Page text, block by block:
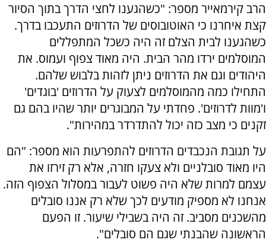
הרב קירמאייר מספר: "כשהגענו לחצי הדרך בתוך הסיור
קצת איחרנו כי האוטובוסים של הדרוזים התעכבו בדרך.
כשהגענו לבית הצלם זה היה כשכל המתפללים
המוסלמים ירדו מהר הבית. היה מאוד צפוף ועמוס. את
היהודים וגם את הדרוזים ניתן לזהות בלבוש שלהם.
התחילו כמה מהמוסלמים לצעוק על הדרוזים 'בוגדים'
ו'מוות לדרוזים'. פחדתי על המבוגרים יותר שהיו בהם גם
זקנים כי מצב כזה יכול להתדרדר במהירות".
על תגובת הנכבדים הדרוזים להתפרעות הוא מספר: "הם
היו מאוד סובלניים ולא צעקו חזרה, אלא רק זירזו את
עצמם למרות שלא היה פשוט לעבור במסלול הצפוף הזה.
אנחנו לא מספיק מודעים לכך שלא רק אננו סובלים
מהשכנים מסביב. זה היה בשבילי שיעור. זו הפעם
הראשונה שהבנתי שגם הם סובלים".